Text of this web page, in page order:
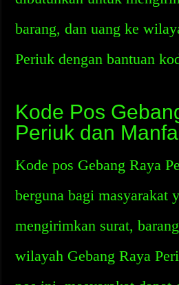
barang, dan uang ke
Periuk dengan bantuan
Kode Pos
Periuk dan
Kode pos Gebang Raya
berguna bagi masyarakat
mengirimkan surat,
wilayah Gebang Raya